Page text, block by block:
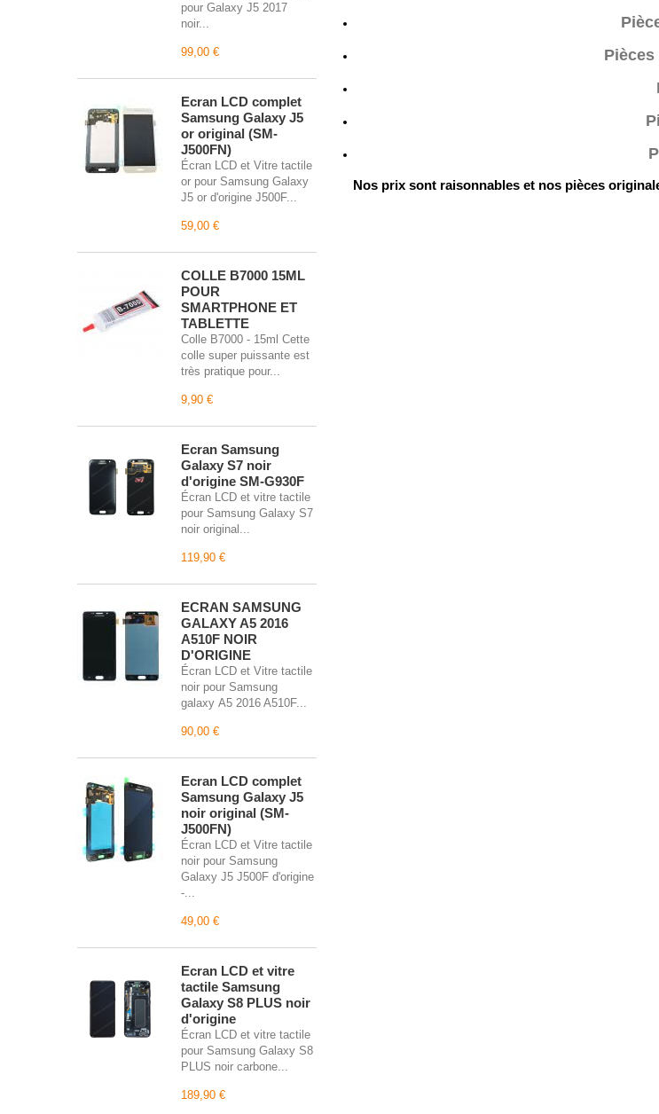
pour Galaxy J5 2017
noir...
99,00 €
Écran LCD complet
Samsung Galaxy J5
or original (SM-
J500FN)
Écran LCD et Vitre tactile
or pour Samsung Galaxy
J5 or d'origine J500F...
59,00 €
COLLE B7000 15ML
POUR
SMARTPHONE ET
TABLETTE
Colle B7000 - 15ml Cette
colle super puissante est
très pratique pour...
9,90 €
Écran Samsung
Galaxy S7 noir
d'origine SM-G930F
Écran LCD et vitre tactile
pour Samsung Galaxy S7
noir original...
119,90 €
ECRAN SAMSUNG
GALAXY A5 2016
A510F NOIR
D'ORIGINE
Écran LCD et Vitre tactile
noir pour Samsung
galaxy A5 2016 A510F...
90,00 €
Écran LCD complet
Samsung Galaxy J5
noir original (SM-
J500FN)
Écran LCD et Vitre tactile
noir pour Samsung
Galaxy J5 J500F d'origine
-...
49,00 €
Écran LCD et vitre
tactile Samsung
Galaxy S8 PLUS noir
d'origine
Écran LCD et vitre tactile
pour Samsung Galaxy S8
PLUS noir carbone...
189,90 €
Nos prix sont raisonnables et nos pièces